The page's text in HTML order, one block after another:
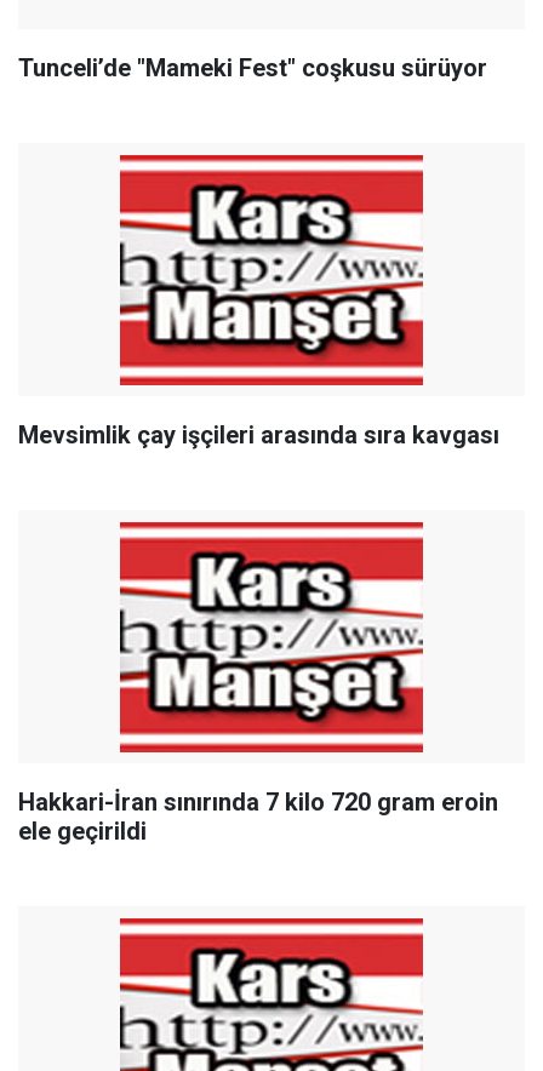
Tunceli’de "Mameki Fest" coşkusu sürüyor
Mevsimlik çay işçileri arasında sıra kavgası
Hakkari-İran sınırında 7 kilo 720 gram eroin
ele geçirildi